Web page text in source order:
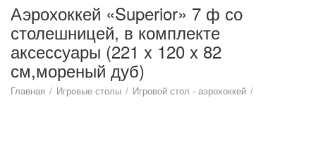
Аэрохоккей «Superior» 7 ф со
столешницей, в комплекте
аксессуары (221 x 120 x 82
см,мореный дуб)
Главная / Игровые столы / Игровой стол - аэрохоккей /